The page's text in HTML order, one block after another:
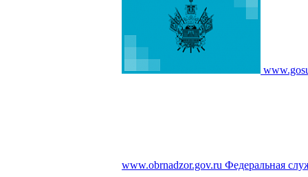
www.obrnadzor.gov.ru Федеральная